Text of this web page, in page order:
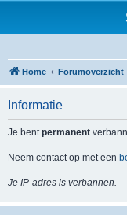
Home Forumoverzicht
Informatie
Je bentpermanent
Neem contact op met een
Je IP-adres is verbannen.